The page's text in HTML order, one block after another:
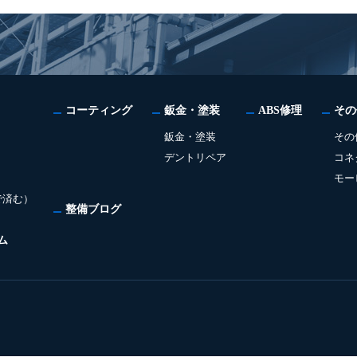
む）
コーティング 鈑金・塗装
鈑金・塗装
デントリペア
ABS修理 そ
そ
コ
モ
整備ブログ